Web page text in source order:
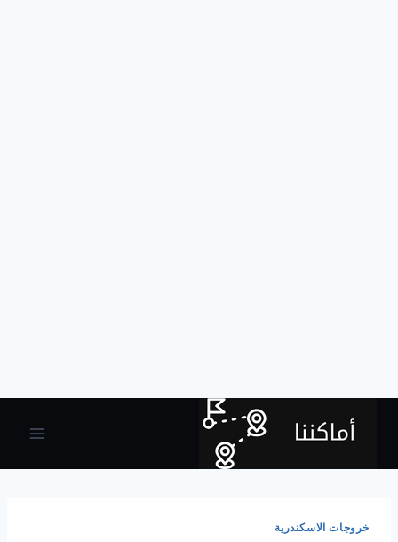
خروجات الاسكندرية